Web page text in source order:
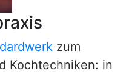
zum
Kochtechniken: in